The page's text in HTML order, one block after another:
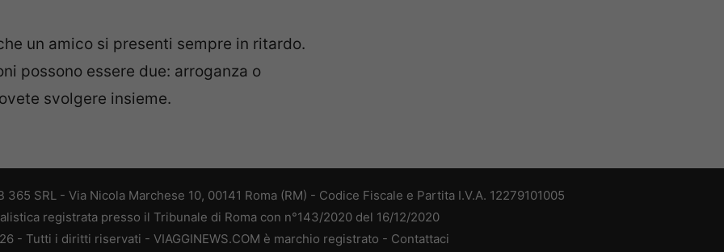
un amico si presenti sempre in ritardo.
possono essere due: arroganza o
svolgere insieme.
SRL - Via Nicola Marchese 10, 00141 Roma (RM) - Codice Fiscale e Partita I.V.A. 12279101005
registrata presso il Tribunale di Roma con n°143/2020 del 16/12/2020
- Tutti i diritti riservati - VIAGGINEWS.COM è marchio registrato - Contattaci